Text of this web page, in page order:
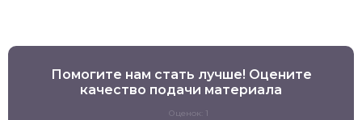
Помогите нам стать лучше! Оцените
качество подачи материала
Оценок: 1